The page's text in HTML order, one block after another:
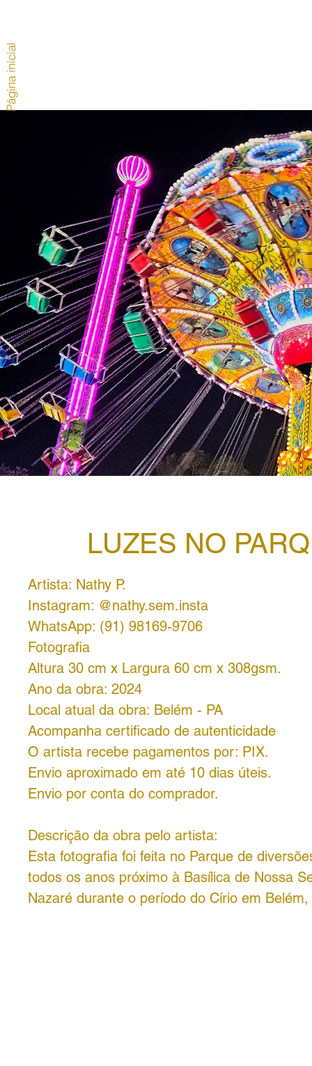
LUZES NO
Artista: Nathy P.
Instagram: @nathy.sem.insta
WhatsApp: (91) 98169-9706
Fotografia
Altura 30 cm x Largura 60 cm x 308gsm.
Ano da obra: 2024
Local atual da obra: Belém - PA
Acompanha certificado de autenticidade
O artista recebe pagamentos por: PIX.
Envio aproximado em até 10 dias úteis.
Envio por conta do comprador.
Descrição da obra pelo artista:
Esta fotografia foi feita no Parque de
todos os anos próximo à Basílica de Nossa
Nazaré durante o período do Círio em
Página inicial